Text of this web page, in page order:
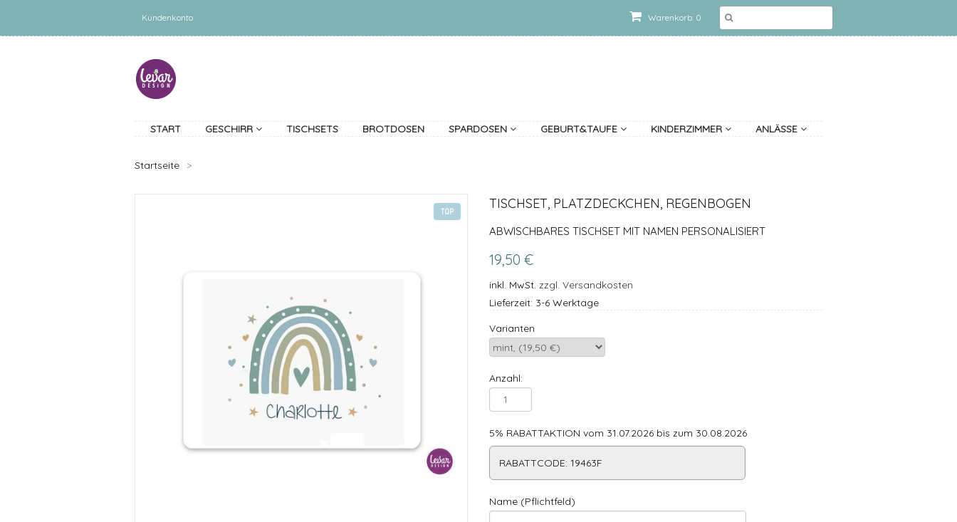
Warenkorb: 0
Kundenkonto
START GESCHIRR TISCHSETS BROTDOSEN SPARDOSEN GEBURT&TAUFE KINDERZIMMER ANLÄSSE
Startseite >
TOP TISCHSET, PLATZDECKCHEN, REGENBOGEN
ABWISCHBARES TISCHSET MIT NAMEN PERSONALISIERT
19,50 €
inkl. MwSt. zzgl. Versandkosten
Lieferzeit: 3-6 Werktage
Varianten
Anzahl:
5% RABATTAKTION vom 31.07.2026 bis zum 30.08.2026
RABATTCODE: 19463F
Name (Pflichtfeld)